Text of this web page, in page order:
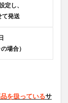
定し、
て発送
場合）
を扱っているサ